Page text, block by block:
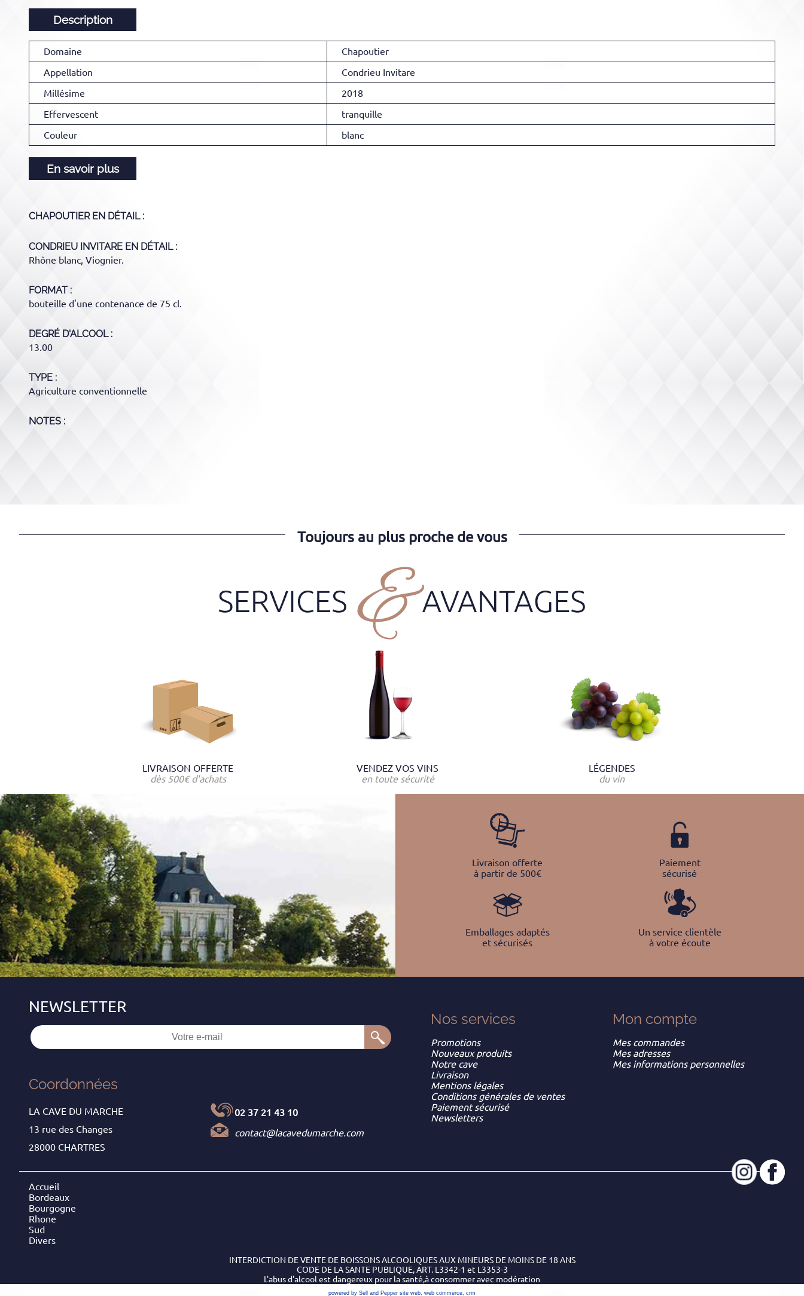
Description
Domaine
Chapoutier
Appellation
Condrieu Invitare
Millésime
2018
Effervescent
tranquille
Couleur
blanc
En savoir plus
CHAPOUTIEREN DÉTAIL :
CONDRIEU INVITARE EN DÉTAIL :
Rhône blanc, Viognier.
FORMAT
bouteille d'une contenance de 75 cl.
DEGRÉ D'ALCOOL
13.00
TYPE
Agriculture conventionnelle
NOTES :
Toujours au plus proche de vous
LIVRAISON OFFERTE
dès 500€ d'achats
VENDEZ VOS VINS
en toute sécurité
LÉGENDES
du vin
Livraison offerte
à partir de 500€
Paiement
sécurisé
Emballages adaptés
et sécurisés
Un service clientèle
à votre écoute
Coordonnées
LA CAVE DU MARCHE
13 rue des Changes
28000 CHARTRES
02 37 21 43 10
contact@lacavedumarche.com
Nos services
Promotions
Nouveaux produits
Notre cave
Livraison
Mentions légales
Conditions générales de ventes
Paiement sécurisé
Newsletters
Mon compte
Mes commandes
Mes adresses
Mes informations personnelles
Accueil
Bordeaux
Bourgogne
Rhone
Sud
Divers
INTERDICTION DE VENTE DE BOISSONS ALCOOLIQUES AUX MINEURS DE MOINS DE 18 ANS
CODE DE LA SANTE PUBLIQUE, ART. L3342-1 et L3353-3
L'abus d'alcool est dangereux pour la santé,à consommer avec modération
powered by Sell and Pepper site web, web commerce, crm